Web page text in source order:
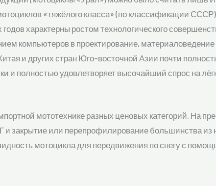
«тяжёлого класса» (по классификации
характерны ростом технологического
компьютеров в проектирование,
и других стран Юго-восточной Азии почти
и полностью удовлетворяет высочайший спрос на
мототехнике разных ценовых категорий. На
и закрытие или перепрофилирование большинства из
мотоцикла для передвижения по снегу с